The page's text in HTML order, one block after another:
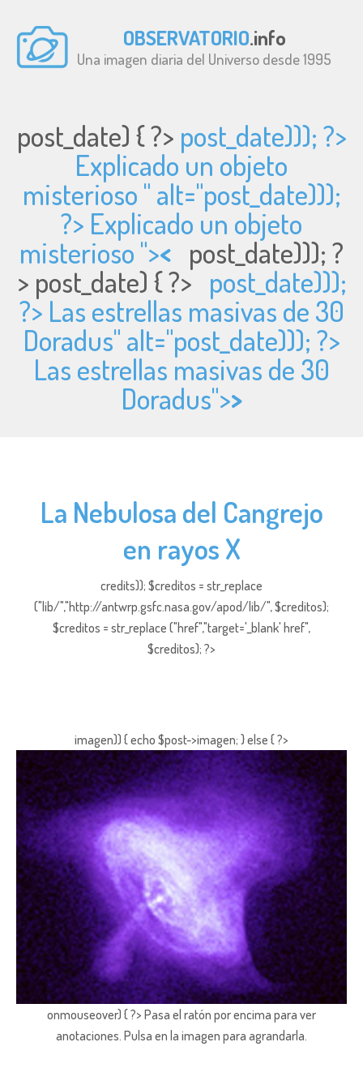
OBSERVATORIO.info
Una imagen diaria del Universo desde 1995
post_date) { ?> post_date))); ?>
Explicado un objeto
misterioso " alt="post_date)));
?> Explicado un objeto
misterioso ">< post_date))); ?
> post_date) { ?> post_date)));
?> Las estrellas masivas de 30
Doradus" alt="post_date))); ?>
Las estrellas masivas de 30
Doradus">>
La Nebulosa del Cangrejo
en rayos X
credits)); $creditos = str_replace
("lib/","http://antwrp.gsfc.nasa.gov/apod/lib/", $creditos);
$creditos = str_replace ("href","target='_blank' href",
$creditos); ?>
imagen)) { echo $post->imagen; } else { ?>
onmouseover) { ?> Pasa el ratón por encima para ver
anotaciones. Pulsa en la imagen para agrandarla.